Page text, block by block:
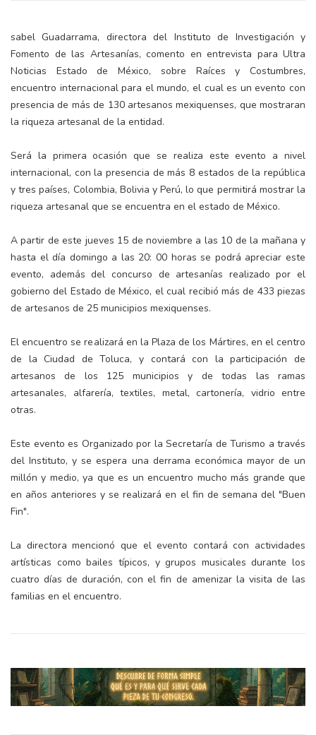
sabel Guadarrama, directora del Instituto de Investigación y
Fomento de las Artesanías, comento en entrevista para Ultra
Noticias Estado de México, sobre Raíces y Costumbres,
encuentro internacional para el mundo, el cual es un evento con
presencia de más de 130 artesanos mexiquenses, que mostraran
la riqueza artesanal de la entidad.
Será la primera ocasión que se realiza este evento a nivel
internacional, con la presencia de más 8 estados de la república
y tres países, Colombia, Bolivia y Perú, lo que permitirá mostrar la
riqueza artesanal que se encuentra en el estado de México.
A partir de este jueves 15 de noviembre a las 10 de la mañana y
hasta el día domingo a las 20: 00 horas se podrá apreciar este
evento, además del concurso de artesanías realizado por el
gobierno del Estado de México, el cual recibió más de 433 piezas
de artesanos de 25 municipios mexiquenses.
El encuentro se realizará en la Plaza de los Mártires, en el centro
de la Ciudad de Toluca, y contará con la participación de
artesanos de los 125 municipios y de todas las ramas
artesanales, alfarería, textiles, metal, cartonería, vidrio entre
otras.
Este evento es Organizado por la Secretaría de Turismo a través
del Instituto, y se espera una derrama económica mayor de un
millón y medio, ya que es un encuentro mucho más grande que
en años anteriores y se realizará en el fin de semana del "Buen
Fin".
La directora mencionó que el evento contará con actividades
artísticas como bailes típicos, y grupos musicales durante los
cuatro días de duración, con el fin de amenizar la visita de las
familias en el encuentro.